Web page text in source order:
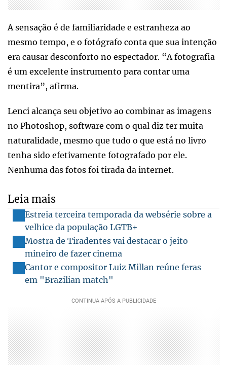
A sensação é de familiaridade e estranheza ao
mesmo tempo, e o fotógrafo conta que sua intenção
era causar desconforto no espectador. “A fotografia
é um excelente instrumento para contar uma
mentira”, afirma.
Lenci alcança seu objetivo ao combinar as imagens
no Photoshop, software com o qual diz ter muita
naturalidade, mesmo que tudo o que está no livro
tenha sido efetivamente fotografado por ele.
Nenhuma das fotos foi tirada da internet.
Leia mais
Estreia terceira temporada da websérie sobre a
velhice da população LGTB+
Mostra de Tiradentes vai destacar o jeito
mineiro de fazer cinema
Cantor e compositor Luiz Millan reúne feras
em "Brazilian match"